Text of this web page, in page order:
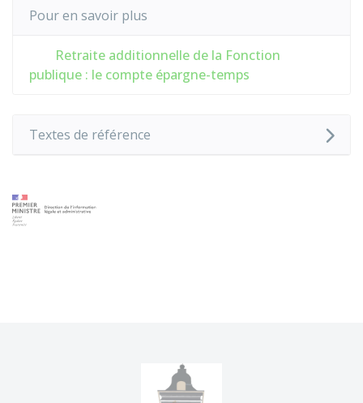
Pour en savoir plus
Retraite additionnelle de la Fonction
publique : le compte épargne-temps
Textes de référence